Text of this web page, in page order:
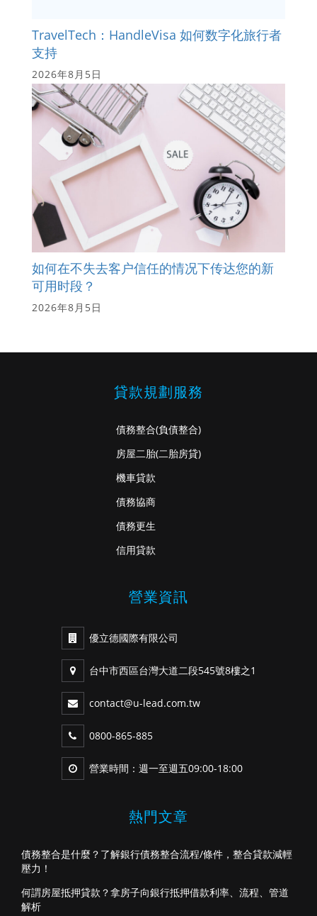
TravelTech：HandleVisa 如何数字化旅行者
支持
2026年8月5日
如何在不失去客户信任的情况下传达您的新
可用时段？
2026年8月5日
貸款規劃服務
債務整合(負債整合)
房屋二胎(二胎房貸)
機車貸款
債務協商
債務更生
信用貸款
營業資訊
優立德國際有限公司
台中市西區台灣大道二段545號8樓之1
contact@u-lead.com.tw
0800-865-885
營業時間：週一至週五09:00-18:00
熱門文章
債務整合是什麼？了解銀行債務整合流程/條件，整合貸款減輕
壓力！
何謂房屋抵押貸款？拿房子向銀行抵押借款利率、流程、管道
解析